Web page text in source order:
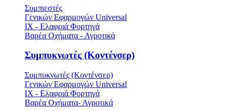
Συμπιεστές
Γενικών Εφαρμογών Universal
ΙΧ - Ελαφριά Φορτηγά
Βαρέα Οχήματα - Αγροτικά
Συμπυκνωτές (Κοντένσερ)
Συμπυκνωτές (Κοντένσερ)
Γενικών Εφαρμογών Universal
ΙΧ - Ελαφριά Φορτηγά
Βαρέα Οχήματα- Αγροτικά